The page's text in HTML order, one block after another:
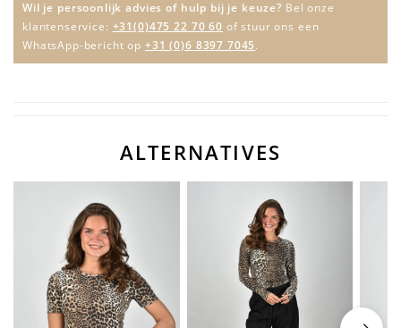
Wil je persoonlijk advies of hulp bij je keuze? Bel onze
klantenservice: +31(0)475 22 70 60 of stuur ons een
WhatsApp-bericht op +31 (0)6 8397 7045.
ALTERNATIVES